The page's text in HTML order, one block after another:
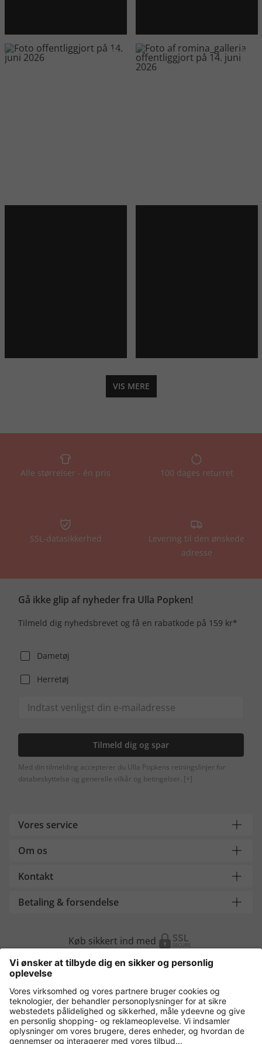
VIS MERE
Alle størrelser - én pris 100 dages returret
SSL-datasikkerhed
Levering til den ønskede
adresse
Gå ikke glip af nyheder fra Ulla Popken!
Tilmeld dig nyhedsbrevet og få en rabatkode på 159 kr*
Dametøj
Herretøj
Tilmeld dig og spar
Med din tilmelding accepterer du Ulla Popkens retningslinjer for
databeskyttelse og generelle vilkår og betingelser. [+]
Vores service
Om os
Kontakt
Betaling & forsendelse
Køb sikkert ind med
Flere webshops
Danmark